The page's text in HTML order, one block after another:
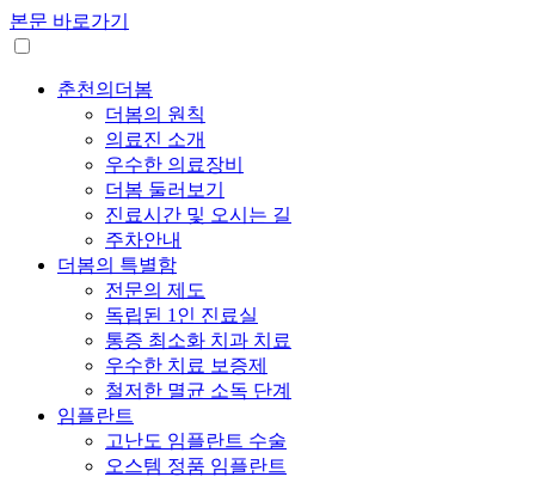
본문 바로가기
춘천의더봄
더봄의 원칙
의료진 소개
우수한 의료장비
더봄 둘러보기
진료시간 및 오시는 길
주차안내
더봄의 특별함
전문의 제도
독립된 1인 진료실
통증 최소화 치과 치료
우수한 치료 보증제
철저한 멸균 소독 단계
임플란트
고난도 임플란트 수술
오스템 정품 임플란트